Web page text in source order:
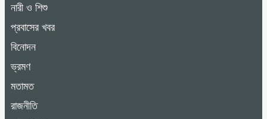
নারী ও শিশু
প্রবাসের খবর
বিনোদন
ভ্রমণ
মতামত
রাজনীতি